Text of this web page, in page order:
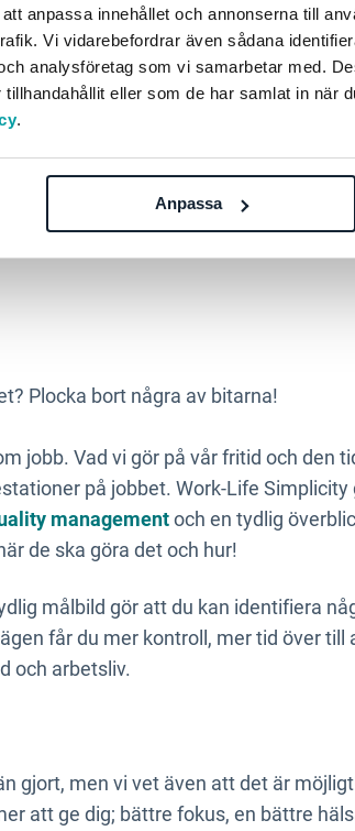
anpassa innehållet och annonserna till
Vi vidarebefordrar även sådana
analysföretag som vi samarbetar med.
eller som de har samlat in när
.
Anpassa
aktiviteter som ger oss både
vänta medan vi jagar deadlines.
att skapa en arbetsplats som
Det är en enkel biljett till Work-Life
kollega om hjälp med. Det ger
Plocka bort några av bitarna!
jobb. Vad vi gör på vår fritid och den
på jobbet. Work-Life
managementoch en tydlig
de ska göra det och hur!
målbild gör att du kan identifiera
får du mer kontroll, mer tid över
och arbetsliv.
gjort, men vi vet även att det är
att ge dig; bättre fokus, en bättre